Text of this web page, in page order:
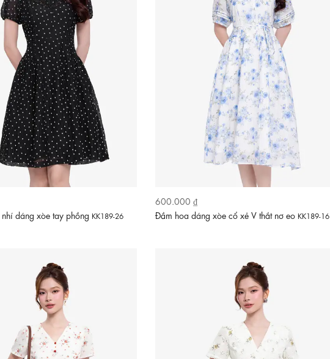
dáng xòe tay phồng KK189-26
600.000 ₫
Đầm hoa dáng xòe cổ xẻ V thắt nơ eo KK189-16